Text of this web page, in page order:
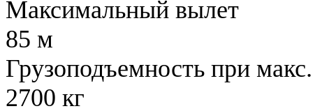
Максимальный вылет
85 м
Грузоподъемность при
2700 кг